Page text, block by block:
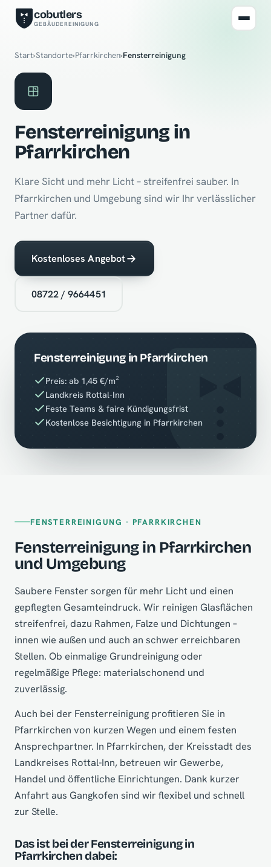
cobutlers
GEBÄUDEREINIGUNG
Start›Standorte›Pfarrkirchen›Fensterreinigung
Fensterreinigung in
Pfarrkirchen
Klare Sicht und mehr Licht – streifenfrei sauber. In
Pfarrkirchen und Umgebung sind wir Ihr verlässlicher
Partner dafür.
Kostenloses Angebot
08722 / 9664451
Fensterreinigung in Pfarrkirchen
Preis: ab 1,45 €/m²
Landkreis Rottal-Inn
Feste Teams & faire Kündigungsfrist
Kostenlose Besichtigung in Pfarrkirchen
FENSTERREINIGUNG · PFARRKIRCHEN
Fensterreinigung in Pfarrkirchen
und Umgebung
Saubere Fenster sorgen für mehr Licht und einen
gepflegten Gesamteindruck. Wir reinigen Glasflächen
streifenfrei, dazu Rahmen, Falze und Dichtungen –
innen wie außen und auch an schwer erreichbaren
Stellen. Ob einmalige Grundreinigung oder
regelmäßige Pflege: materialschonend und
zuverlässig.
Auch bei der Fensterreinigung profitieren Sie in
Pfarrkirchen von kurzen Wegen und einem festen
Ansprechpartner. In Pfarrkirchen, der Kreisstadt des
Landkreises Rottal-Inn, betreuen wir Gewerbe,
Handel und öffentliche Einrichtungen. Dank kurzer
Anfahrt aus Gangkofen sind wir flexibel und schnell
zur Stelle.
Das ist bei der Fensterreinigung in
Pfarrkirchen dabei: